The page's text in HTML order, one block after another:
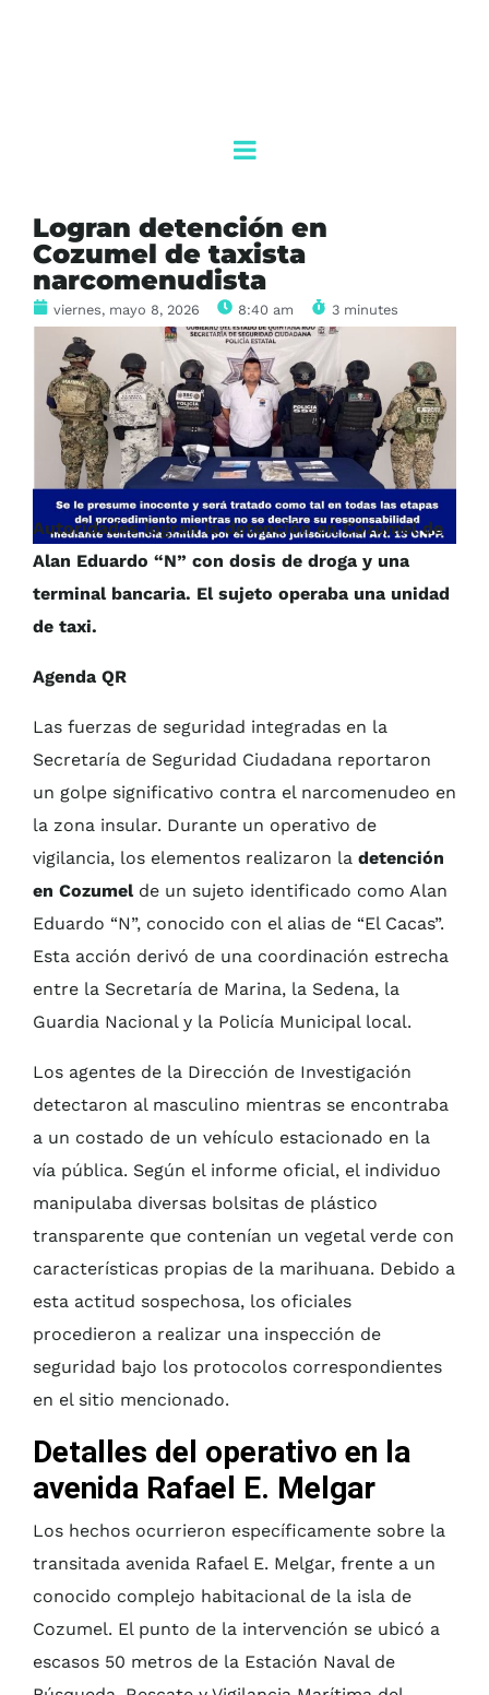
Logran detención en
Cozumel de taxista
narcomenudista
viernes, mayo 8, 2026 8:40 am 3 minutes
Autoridades logran la detención en Cozumel de
Alan Eduardo “N” con dosis de droga y una
terminal bancaria. El sujeto operaba una unidad
de taxi.
Agenda QR
Las fuerzas de seguridad integradas en la
Secretaría de Seguridad Ciudadana reportaron
un golpe significativo contra el narcomenudeo en
la zona insular. Durante un operativo de
vigilancia, los elementos realizaron la detención
en Cozumelde un sujeto identificado como Alan
Eduardo “N”, conocido con el alias de “El Cacas”.
Esta acción derivó de una coordinación estrecha
entre la Secretaría de Marina, la Sedena, la
Guardia Nacional y la Policía Municipal local.
Los agentes de la Dirección de Investigación
detectaron al masculino mientras se encontraba
a un costado de un vehículo estacionado en la
vía pública. Según el informe oficial, el individuo
manipulaba diversas bolsitas de plástico
transparente que contenían un vegetal verde con
características propias de la marihuana. Debido a
esta actitud sospechosa, los oficiales
procedieron a realizar una inspección de
seguridad bajo los protocolos correspondientes
en el sitio mencionado.
Detalles del operativo en la
avenida Rafael E. Melgar
Los hechos ocurrieron específicamente sobre la
transitada avenida Rafael E. Melgar, frente a un
conocido complejo habitacional de la isla de
Cozumel. El punto de la intervención se ubicó a
escasos 50 metros de la Estación Naval de